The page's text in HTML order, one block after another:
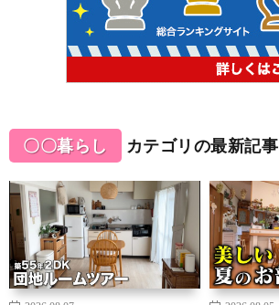
〇〇暮らし カテゴリの最新記事